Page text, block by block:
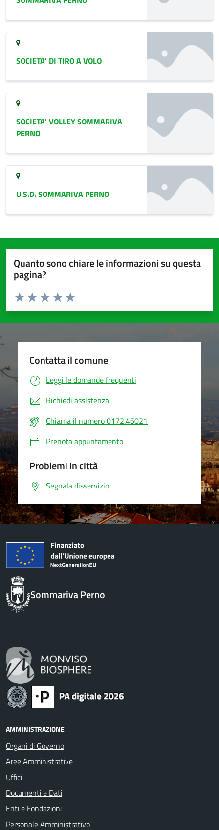
SOCIETA' DI TIRO A VOLO
SOCIETA' VOLLEY SOMMARIVA
PERNO
U.S.D. SOMMARIVA PERNO
Quanto sono chiare le informazioni su questa
pagina?
Valuta da 1 a 5 stelle la pagina
Valuta 5 stelle su 5
Valuta 4 stelle su 5
Valuta 3 stelle su 5
Valuta 2 stelle su 5
Valuta 1 stelle su 5
Contatta il comune
Leggi le domande frequenti
Richiedi assistenza
Chiama il numero 0172.46021
Prenota appuntamento
Problemi in città
Segnala disservizio
Sommariva Perno
AMMINISTRAZIONE
Organi di Governo
Aree Amministrative
Uffici
Documenti e Dati
Enti e Fondazioni
Personale Amministrativo